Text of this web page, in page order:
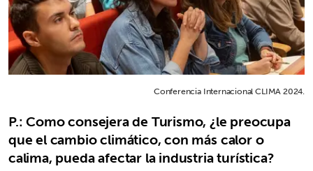
Conferencia Internacional CLIMA 2024.
P.: Como consejera de Turismo, ¿le preocupa
que el cambio climático, con más calor o
calima, pueda afectar la industria turística?